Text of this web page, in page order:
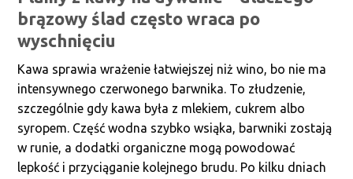
brązowy ślad często wraca po
wyschnięciu
Kawa sprawia wrażenie łatwiejszej niż wino, bo nie ma
intensywnego czerwonego barwnika. To złudzenie,
szczególnie gdy kawa była z mlekiem, cukrem albo
syropem. Część wodna szybko wsiąka, barwniki zostają
w runie, a dodatki organiczne mogą powodować
lepkość i przyciąganie kolejnego brudu. Po kilku dniach